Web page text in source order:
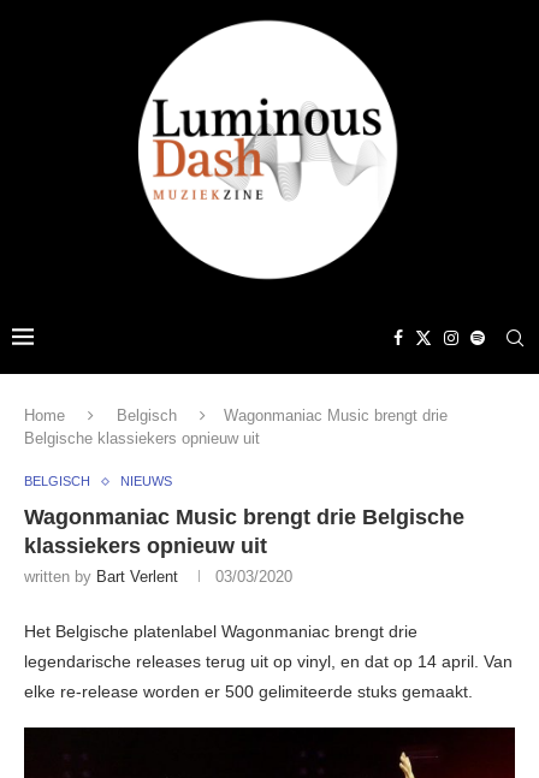
Home Belgisch
Wagonmaniac Music brengt drie
Belgische klassiekers opnieuw uit
BELGISCH NIEUWS
Wagonmaniac Music brengt drie Belgische
klassiekers opnieuw uit
written by Bart Verlent 03/03/2020
Het Belgische platenlabel Wagonmaniac brengt drie
legendarische releases terug uit op vinyl, en dat op 14 april. Van
elke re-release worden er 500 gelimiteerde stuks gemaakt.